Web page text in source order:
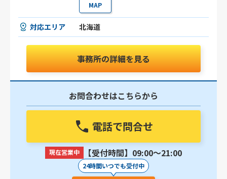
MAP
対応エリア 北海道
事務所の詳細を見る
お問合わせはこちらから
電話で問合せ
現在営業中 【受付時間】09:00〜21:00
24時間いつでも受付中